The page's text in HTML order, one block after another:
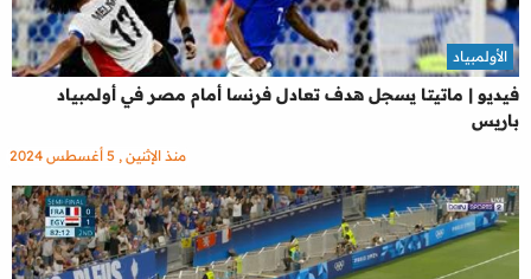
فيديو | ماتيتا يسجل هدف تعادل فرنسا أمام مصر في أولمبياد
باريس
الأولمبياد
منذ الإثنين , 5 أغسطس 2024